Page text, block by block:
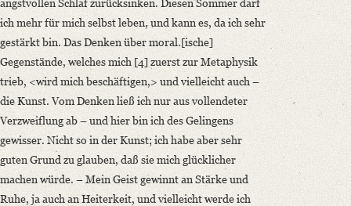
ich mehr für mich selbst leben, und kann es, da ich sehr
gestärkt bin. Das Denken über moral.[ische]
Gegenstände, welches mich [4] zuerst zur Metaphysik
trieb, <wird mich beschäftigen,> und vielleicht auch –
die Kunst. Vom Denken ließ ich nur aus vollendeter
Verzweiflung ab – und hier bin ich des Gelingens
gewisser. Nicht so in der Kunst; ich habe aber sehr
guten Grund zu glauben, daß sie mich glücklicher
machen würde. – Mein Geist gewinnt an Stärke und
Ruhe, ja auch an Heiterkeit, und vielleicht werde ich